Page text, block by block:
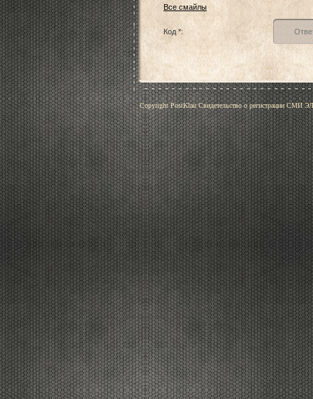
Все смайлы
Код *:
Copyright PostKlau Свидетельство о регистрации СМИ